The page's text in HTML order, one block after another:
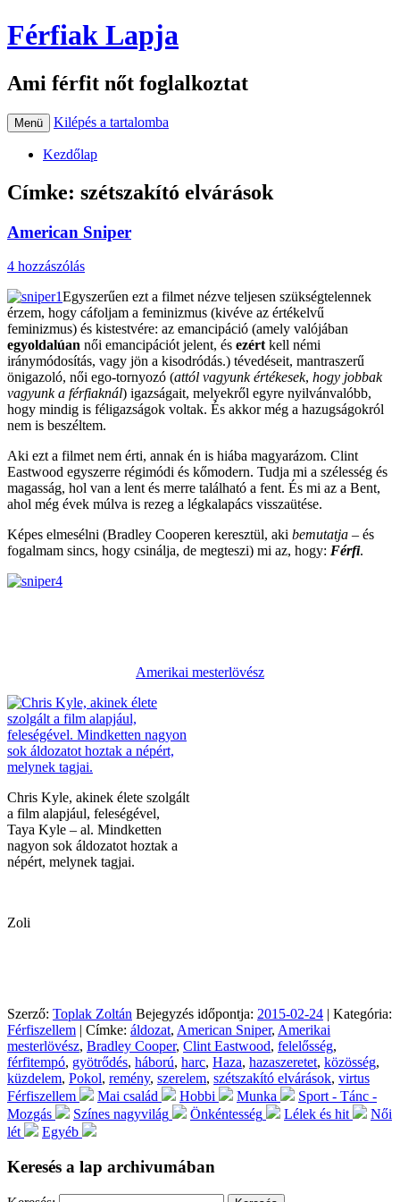
Férfiak Lapja
Ami férfit nőt foglalkoztat
Menü Kilépés a tartalomba
Kezdőlap
Címke: szétszakító elvárások
American Sniper
4 hozzászólás
Egyszerűen ezt a filmet nézve teljesen szükségtelennek
érzem, hogy cáfoljam a feminizmus (kivéve az értékelvű
feminizmus) és kistestvére: az emancipáció (amely valójában
egyoldalúan női emancipációt jelent, és ezért kell némi
iránymódosítás, vagy jön a kisodródás.) tévedéseit, mantraszerű
önigazoló, női ego-tornyozó (attól vagyunk értékesek, hogy jobbak
vagyunk a férfiaknál) igazságait, melyekről egyre nyilvánvalóbb,
hogy mindig is féligazságok voltak. És akkor még a hazugságokról
nem is beszéltem.
Aki ezt a filmet nem érti, annak én is hiába magyarázom. Clint
Eastwood egyszerre régimódi és kőmodern. Tudja mi a szélesség és
magasság, hol van a lent és merre található a fent. És mi az a Bent,
ahol még évek múlva is rezeg a légkalapács visszaütése.
Képes elmesélni (Bradley Cooperen keresztül, aki bemutatja – és
fogalmam sincs, hogy csinálja, de megteszi) mi az, hogy: Férfi.
Amerikai mesterlövész
Chris Kyle, akinek élete szolgált
a film alapjául, feleségével,
Taya Kyle – al. Mindketten
nagyon sok áldozatot hoztak a
népért, melynek tagjai.
Zoli
Szerző: Toplak Zoltán Bejegyzés időpontja: 2015-02-24 | Kategória:
Férfiszellem | Címke: áldozat, American Sniper, Amerikai
mesterlövész, Bradley Cooper, Clint Eastwood, felelősség,
férfitempó, gyötrődés, háború, harc, Haza, hazaszeretet, közösség,
küzdelem, Pokol, remény, szerelem, szétszakító elvárások, virtus
Férfiszellem
Mai család Hobbi Munka
Sport - Tánc -
Mozgás
Színes nagyvilág Önkéntesség Lélek és hit
Női
lét
Egyéb
Keresés a lap archivumában